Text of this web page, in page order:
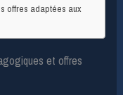
offres adaptées aux
et offres